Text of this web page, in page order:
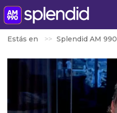
Estás en Splendid AM 990